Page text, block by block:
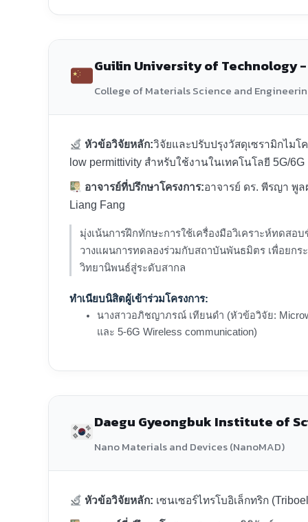
Guilin University of Technology -
College of Materials Science and
หัวข้อวิจัยหลัก:วิจัยและปรับปรุงวัสดุเซรามิกไมโ
low permittivity สำหรับใช้งานในเทคโนโลยี 5G/6G
อาจารย์ที่ปรึกษาโครงการ:อาจารย์ ดร. พีรญา พูล
Liang Fang
มุ่งเน้นการฝึกทักษะการใช้เครื่องมือวิเคราะห์ทดสอ
วางแผนการทดลองร่วมกับสถาบันพันธมิตร เพื่อยกร
วิทยานิพนธ์สู่ระดับสากล
ทำเนียบนิสิตผู้เข้าร่วมโครงการ:
นางสาวอภิชญาภรณ์ เทียนดำ (หัวข้อวิจัย:
และ 5-6G Wireless communication)
Daegu Gyeongbuk Institute of
Nano Materials and Devices (NanoMAD)
หัวข้อวิจัยหลัก: เซนเซอร์ไทรโบอิเล็กทริก